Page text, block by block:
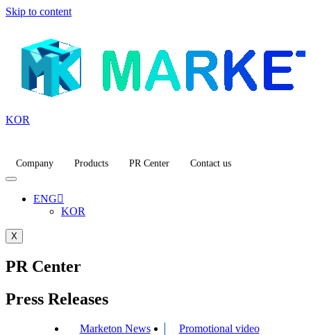
Skip to content
KOR
Company Products PR Center Contact us
ENG
KOR
X
PR Center
Press Releases
Marketon News Promotional video